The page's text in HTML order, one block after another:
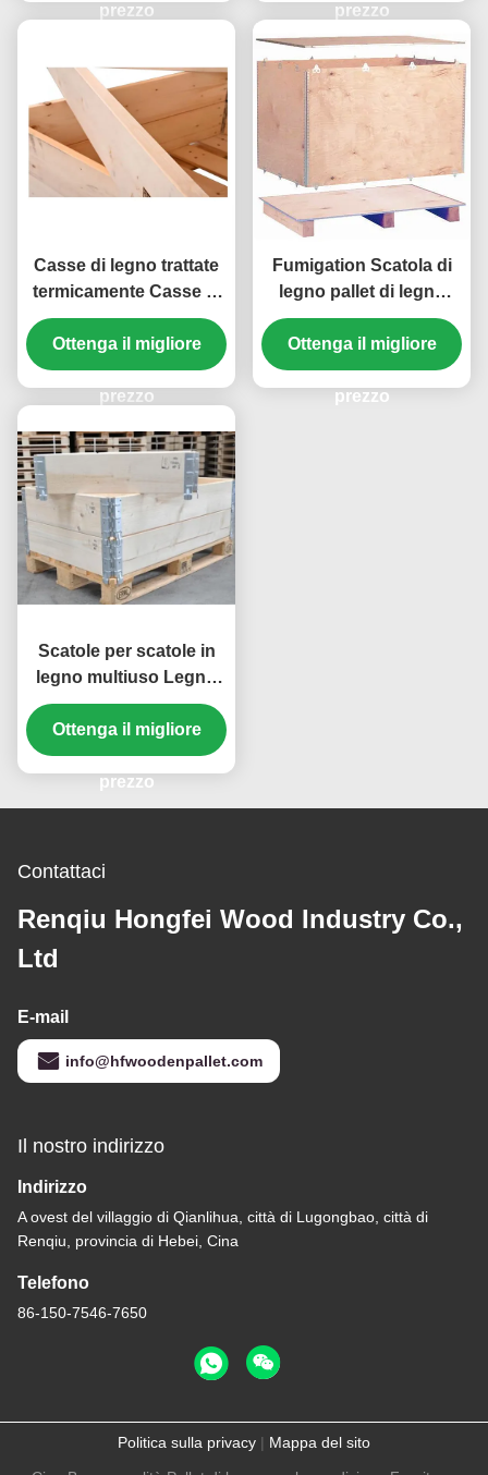
prezzo prezzo
Casse di legno trattate
termicamente Casse di
legno impilabili
Ottenga il migliore
prezzo
Fumigation Scatola di
legno pallet di legno
compensato Scatola di
legno fumigato per un
facile sollevamento
Ottenga il migliore
prezzo
Scatole per scatole in
legno multiuso Legno
compensato Grandi
scatole in legno Legno
di acacia
Ottenga il migliore
prezzo
Contattaci
Renqiu Hongfei Wood Industry Co.,
Ltd
E-mail
info@hfwoodenpallet.com
Il nostro indirizzo
Indirizzo
A ovest del villaggio di Qianlihua, città di Lugongbao, città di
Renqiu, provincia di Hebei, Cina
Telefono
86-150-7546-7650
Politica sulla privacy | Mappa del sito